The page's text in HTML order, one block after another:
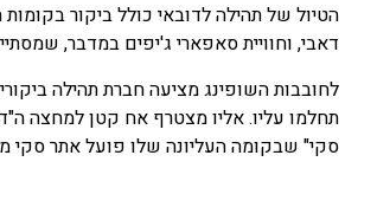
הטיול של תהילה לדובאי כולל ביקור
דאבי, וחוויית סאפארי ג'יפים במדבר,
לחובבות השופינג מציעה חברת תהילה
תחלמו עליו. אליו מצטרף אח קטן למחצה
סקי" שבקומה העליונה שלו פועל אתר סקי